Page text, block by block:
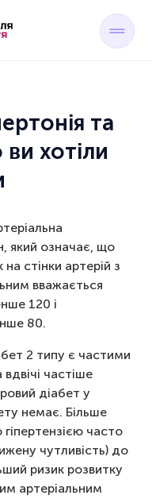
та
хотіли
який означає, що
стінки артерій з
вважається
120 і
80.
2 типу є частими
частіше
діабет у
немає. Більше
часто
чутливість) до
ризик розвитку
артеріальним